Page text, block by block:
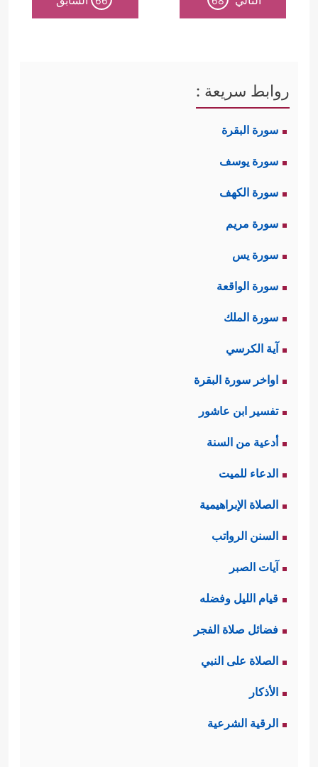
روابط سريعة :
سورة البقرة
سورة يوسف
سورة الكهف
سورة مريم
سورة يس
سورة الواقعة
سورة الملك
آية الكرسي
اواخر سورة البقرة
تفسير ابن عاشور
أدعية من السنة
الدعاء للميت
الصلاة الإبراهيمية
السنن الرواتب
آيات الصبر
قيام الليل وفضله
فضائل صلاة الفجر
الصلاة على النبي
الأذكار
الرقية الشرعية